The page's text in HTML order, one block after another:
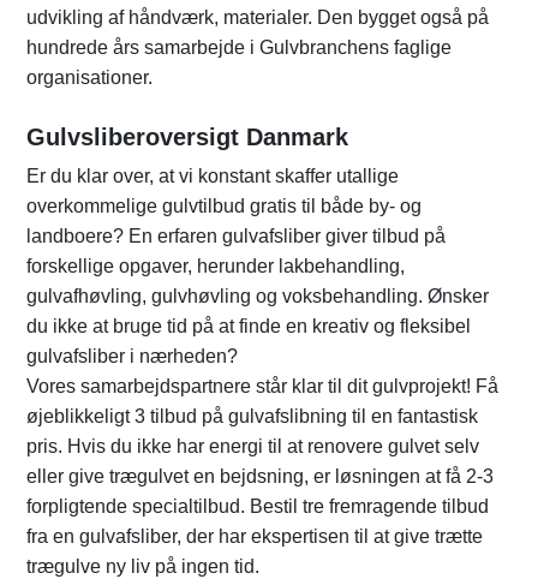
udvikling af håndværk, materialer. Den bygget også på
hundrede års samarbejde i Gulvbranchens faglige
organisationer.
Gulvsliberoversigt Danmark
Er du klar over, at vi konstant skaffer utallige
overkommelige gulvtilbud gratis til både by- og
landboere? En erfaren gulvafsliber giver tilbud på
forskellige opgaver, herunder lakbehandling,
gulvafhøvling, gulvhøvling og voksbehandling. Ønsker
du ikke at bruge tid på at finde en kreativ og fleksibel
gulvafsliber i nærheden?
Vores samarbejdspartnere står klar til dit gulvprojekt! Få
øjeblikkeligt 3 tilbud på gulvafslibning til en fantastisk
pris. Hvis du ikke har energi til at renovere gulvet selv
eller give trægulvet en bejdsning, er løsningen at få 2-3
forpligtende specialtilbud. Bestil tre fremragende tilbud
fra en gulvafsliber, der har ekspertisen til at give trætte
trægulve ny liv på ingen tid.